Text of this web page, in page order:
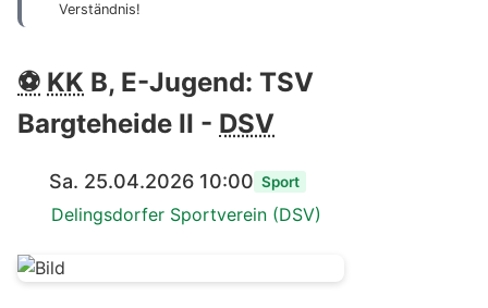
Verständnis!
⚽ KK B, E-Jugend: TSV
Bargteheide II - DSV
Sa. 25.04.2026 10:00 Sport
Delingsdorfer Sportverein (DSV)